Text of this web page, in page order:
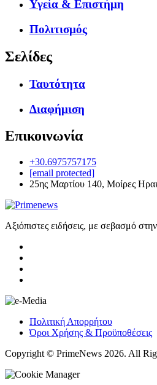
Υγεία & Επιστήμη
Πολιτισμός
Σελίδες
Ταυτότητα
Διαφήμιση
Επικοινωνία
+30.6975757175
[email protected]
25ης Μαρτίου 140, Μοίρες
Αξιόπιστες ειδήσεις, με σεβασμό
Πολιτική Απορρήτου
Όροι Χρήσης & Προϋποθέσεις
Copyright © PrimeNews 2026. All